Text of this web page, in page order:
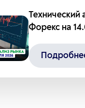
Технический
Форекс на